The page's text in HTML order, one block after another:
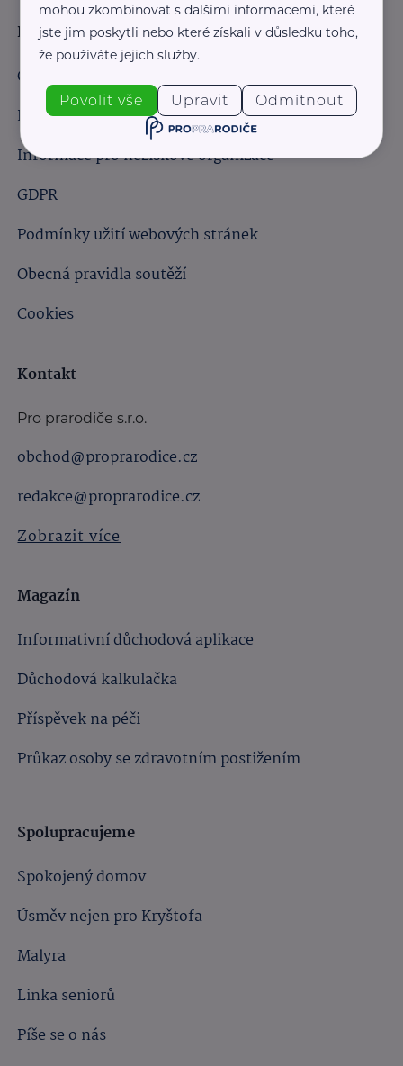
Důležité odkazy
Obchodní podmínky
Informace pro obchodní partnery
Informace pro neziskové organizace
GDPR
Podmínky užití webových stránek
Obecná pravidla soutěží
Cookies
Kontakt
Pro prarodiče s.r.o.
obchod@proprarodice.cz
redakce@proprarodice.cz
Zobrazit více
Magazín
Informativní důchodová aplikace
Důchodová kalkulačka
Příspěvek na péči
Průkaz osoby se zdravotním postižením
Spolupracujeme
Spokojený domov
Úsměv nejen pro Kryštofa
Malyra
Linka seniorů
Píše se o nás
mohou zkombinovat s dalšími informacemi, které
jste jim poskytli nebo které získali v důsledku toho,
že používáte jejich služby.
Povolit vše Upravit Odmítnout